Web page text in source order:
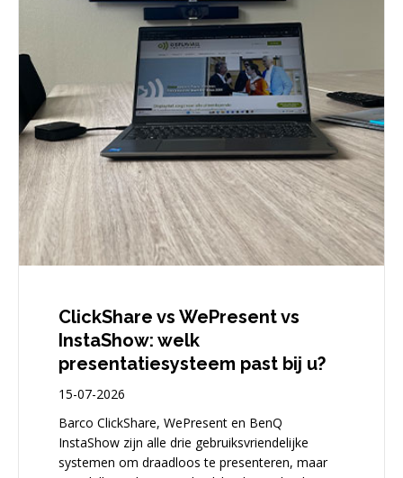
ClickShare vs WePresent vs
InstaShow: welk
presentatiesysteem past bij u?
15-07-2026
Barco ClickShare, WePresent en BenQ
InstaShow zijn alle drie gebruiksvriendelijke
systemen om draadloos te presenteren, maar